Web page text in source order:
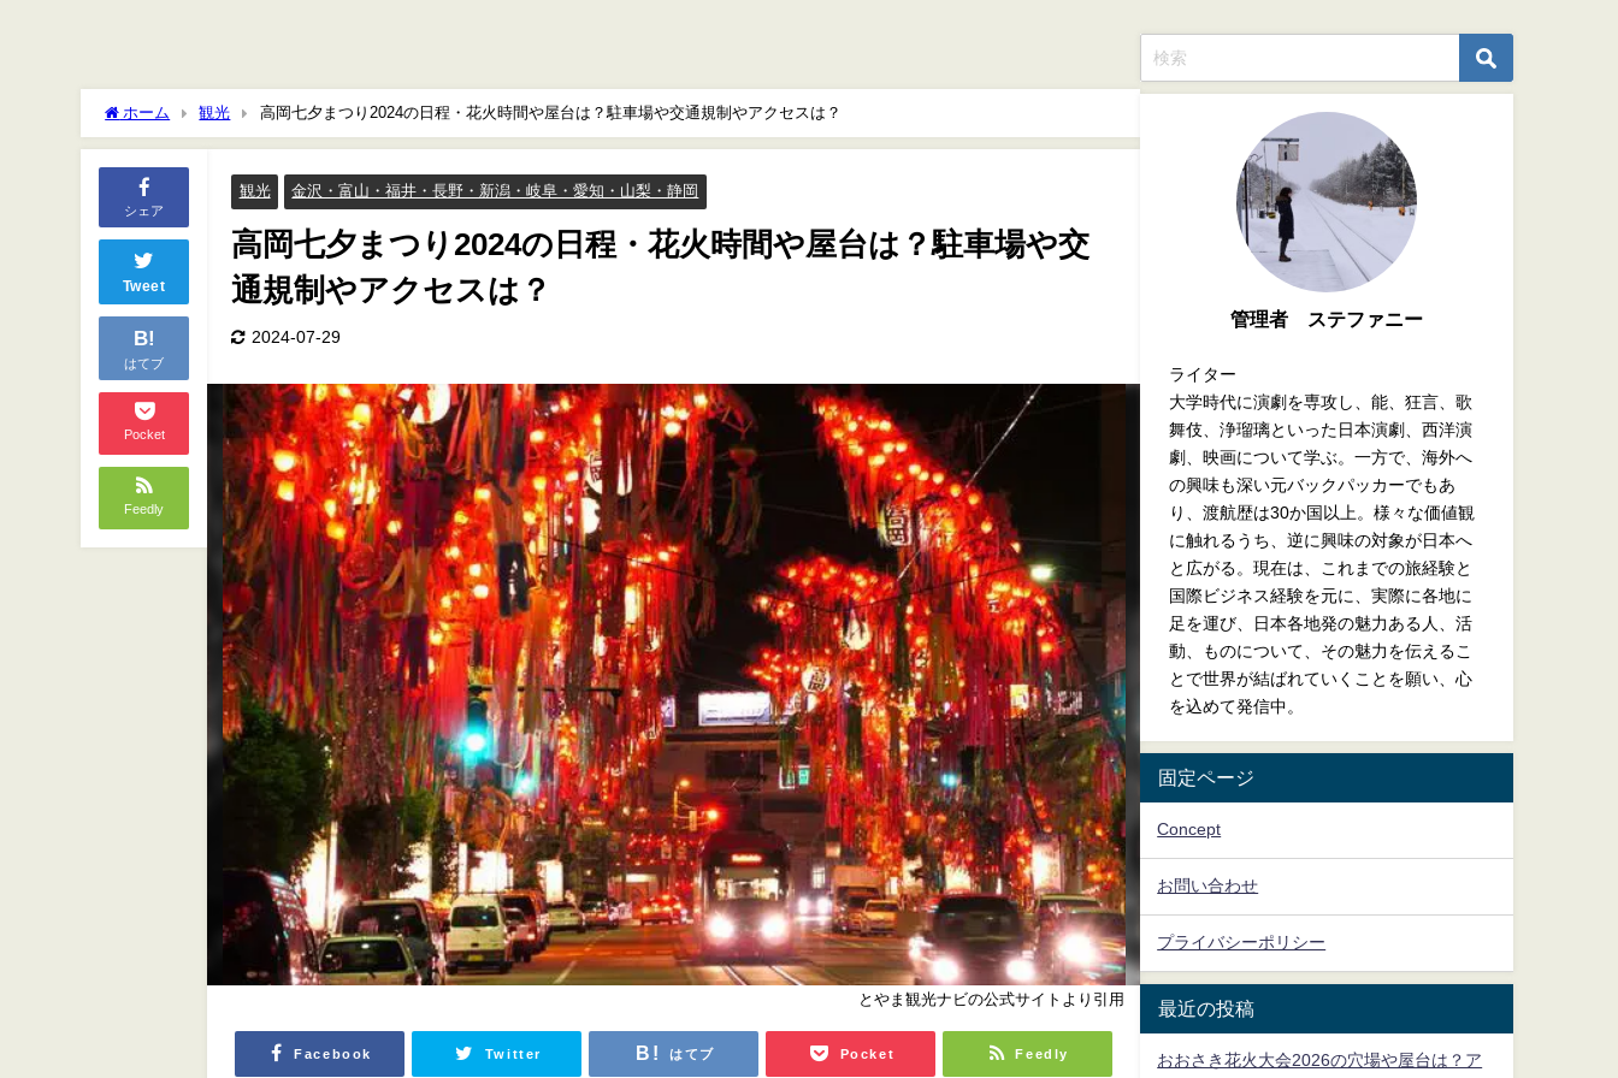
ホーム 観光 高岡七夕まつり2024の日程・花火時間や屋台は？駐車場や交通規制やアクセスは？
シェア
Tweet
B!
はてブ
Pocket
Feedly
観光 金沢・富山・福井・長野・新潟・岐阜・愛知・山梨・静岡
高岡七夕まつり2024の日程・花火時間や屋台は？駐車場や交
通規制やアクセスは？
2024-07-29
とやま観光ナビの公式サイトより引用
Facebook Twitter はてブ Pocket Feedly
管理者 ステファニー
ライター
大学時代に演劇を専攻し、能、狂言、歌
舞伎、浄瑠璃といった日本演劇、西洋演
劇、映画について学ぶ。一方で、海外へ
の興味も深い元バックパッカーでもあ
り、渡航歴は30か国以上。様々な価値観
に触れるうち、逆に興味の対象が日本へ
と広がる。現在は、これまでの旅経験と
国際ビジネス経験を元に、実際に各地に
足を運び、日本各地発の魅力ある人、活
動、ものについて、その魅力を伝えるこ
とで世界が結ばれていくことを願い、心
を込めて発信中。
固定ページ
Concept
お問い合わせ
プライバシーポリシー
最近の投稿
おおさき花火大会2026の穴場や屋台は？ア